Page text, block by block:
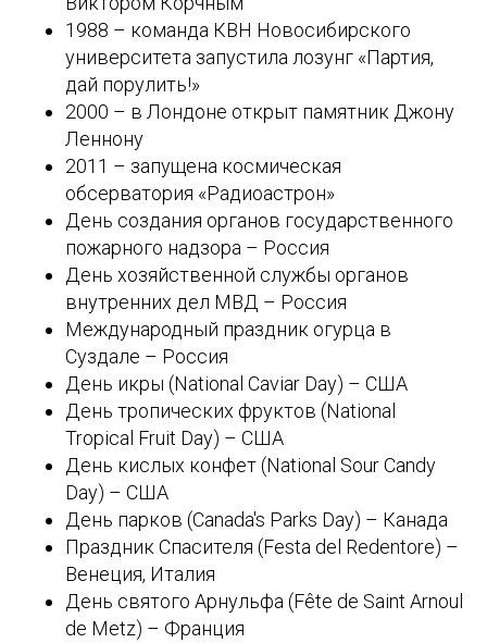
1988 – команда КВН Новосибирского
университета запустила лозунг «Партия,
дай порулить!»
2000 – в Лондоне открыт памятник Джону
Леннону
2011 – запущена космическая
обсерватория «Радиоастрон»
День создания органов государственного
пожарного надзора – Россия
День хозяйственной службы органов
внутренних дел МВД – Россия
Международный праздник огурца в
Суздале – Россия
День икры (National Caviar Day) – США
День тропических фруктов (National
Tropical Fruit Day) – США
День кислых конфет (National Sour Candy
Day) – США
День парков (Canada's Parks Day) – Канада
Праздник Спасителя (Festa del Redentore) –
Венеция, Италия
День святого Арнульфа (Fête de Saint Arnoul
de Metz) – Франция